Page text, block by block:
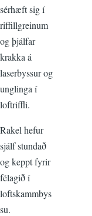
sérhæft sig í
riffillgreinum
og þjálfar
krakka á
laserbyssur og
unglinga í
loftriffli.
Rakel hefur
sjálf stundað
og keppt fyrir
félagið í
loftskammbys
su.